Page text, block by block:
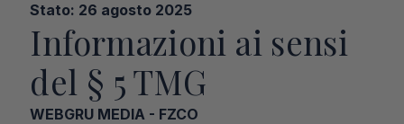
Stato: 26 agosto 2025
Informazioni ai sensi
del § 5 TMG
WEBGRU MEDIA - FZCO